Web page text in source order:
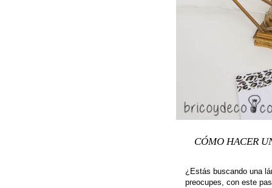
CÓMO HACER
¿Estás buscando una
preocupes, con este